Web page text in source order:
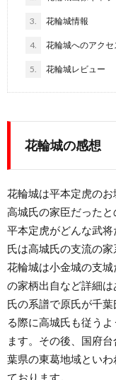
3. 花輪城情報
4. 花輪城へのアクセ
5. 花輪城レビュー
花輪城の感想
花輪城は平本定虎の
高城氏の家臣だったと
平本定虎がどんな武
氏は高城氏の支流の家
花輪城は小金城の支
の家柄出自など詳細
氏の系譜で原氏が千
る際に高城氏も従う
ます。その後、国府
葉県の東葛地域とい
ております。